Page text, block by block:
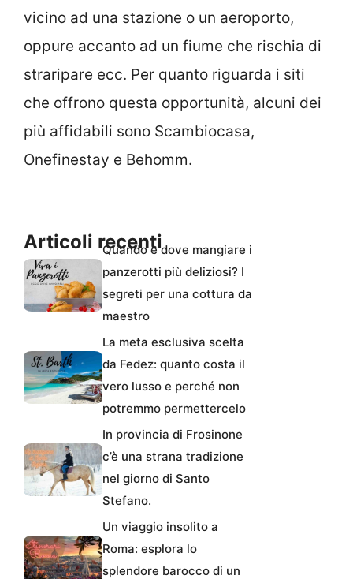
vicino ad una stazione o un aeroporto,
oppure accanto ad un fiume che rischia di
straripare ecc. Per quanto riguarda i siti
che offrono questa opportunità, alcuni dei
più affidabili sono Scambiocasa,
Onefinestay e Behomm.
Articoli recentiQuando e dove mangiare i
panzerotti più deliziosi? I
segreti per una cottura da
maestro
La meta esclusiva scelta
da Fedez: quanto costa il
vero lusso e perché non
potremmo permettercelo
In provincia di Frosinone
c’è una strana tradizione
nel giorno di Santo
Stefano.
Un viaggio insolito a
Roma: esplora lo
splendore barocco di un